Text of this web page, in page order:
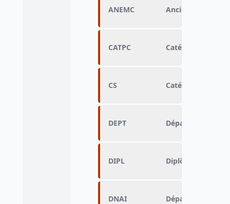
ANEMC Ancienneté
CATPC Catégorie de
CS Catégorie
DEPT Département du
DIPL Diplôme le plus
DNAI Département de